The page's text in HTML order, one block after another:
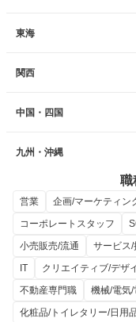
東海
関西
中国・四国
九州・沖縄
職
営業
企画/マーケティン
コーポレートスタッフ
小売販売/流通
サービス/
IT
クリエイティブ/デザ
不動産専門職
機械/電気
化粧品/トイレタリー/日用